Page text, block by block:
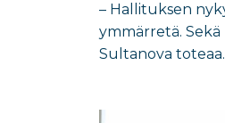
– Hallituksen
ymmärretä.
Sultanova toteaa.